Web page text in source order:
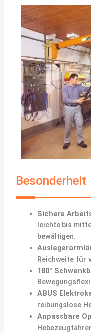
Besonderheit
Sichere
leichte bis
bewältigen.
Reichweite für
180°
ABUS
reibungslose
Anpassbare